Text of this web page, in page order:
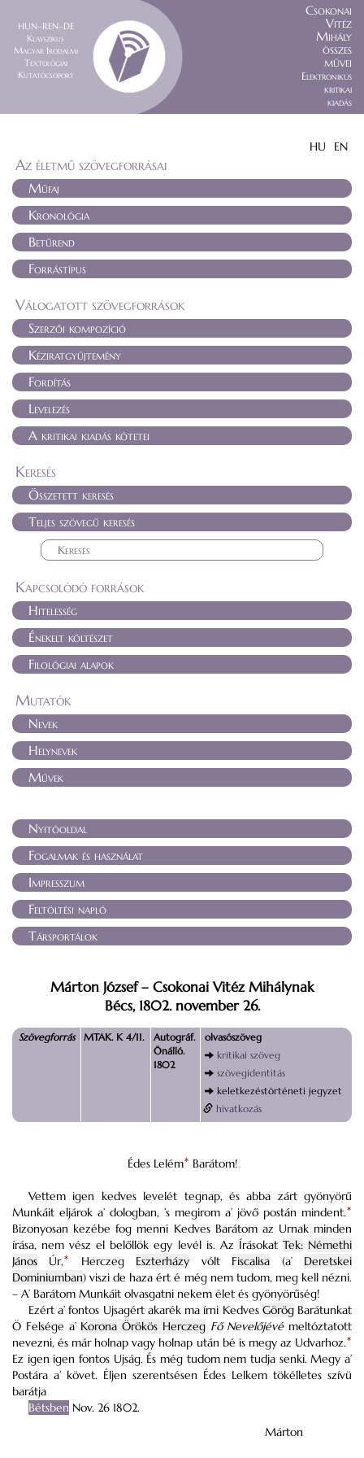
HUN–REN–DE
Klasszikus
Magyar Irodalmi
Textológiai
Kutatócsoport
Csokonai
Vitéz
Mihály
összes
művei
Elektronikus
kritikai
kiadás
HU EN
Az életmű szövegforrásai
Műfaj
Kronológia
Betűrend
Forrástípus
Válogatott szövegforrások
Szerzői kompozíció
Kéziratgyűjtemény
Fordítás
Levelezés
A kritikai kiadás kötetei
Keresés
Összetett keresés
Teljes szövegű keresés
Kapcsolódó források
Hitelesség
Énekelt költészet
Filológiai alapok
Mutatók
Nevek
Helynevek
Művek
Nyitóoldal
Fogalmak és használat
Impresszum
Feltöltési napló
Társportálok
Márton József – Csokonai Vitéz Mihálynak
Bécs, 1802. november 26.
Szövegforrás MTAK. K 4/11.
Autográf.
Önálló.
1802
olvasószöveg
kritikai szöveg
szövegidentitás
keletkezéstörténeti jegyzet
hivatkozás
Édes Lelém* Barátom!
Vettem igen kedves levelét tegnap, és abba zárt gyönyörű
Munkáit eljárok a’ dologban, ’s megirom a’ jövő postán mindent.*
Bizonyosan kezébe fog menni Kedves Barátom az Urnak minden
írása, nem vész el belőllök egy levél is. Az Írásokat Tek: Némethi
János Úr,* Herczeg Eszterházy vólt Fiscalisa (a’ Deretskei
Dominiumban) viszi de haza ért é még nem tudom, meg kell nézni.
– A’ Barátom Munkáit olvasgatni nekem élet és gyönyörűség!
Ezért a’ fontos Ujsagért akarék ma írni Kedves GörögBarátunkat
Ö Felsége a’ Korona Örökös Herczeg Fő Nevelőjévémeltóztatott
nevezni, és már holnap vagy holnap után bé is megy az Udvarhoz.*
Ez igen igen fontos Ujság. És még tudom nem tudja senki. Megy a’
Postára a’ követ. Éljen szerentsésen Édes Lelkem tökélletes szívü
barátja
Bétsben Nov. 26 1802.
Márton